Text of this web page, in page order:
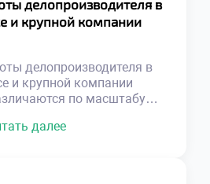
гарантирует успех
сделок. Понимание этой
коммуникации.
документооборот
системой норм.
правила часто […]
делопроизводителя в
и крупной компании
делопроизводителя в
и крупной компании
по масштабу
универсального
далее